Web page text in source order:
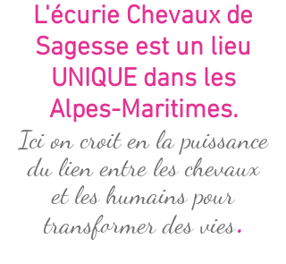
L'écurie Chevaux de
Sagesse est un lieu
UNIQUE dans les
Alpes-Maritimes.
Ici on croit en la puissance
du lien entre les chevaux
et les humains pour
transformer des vies.